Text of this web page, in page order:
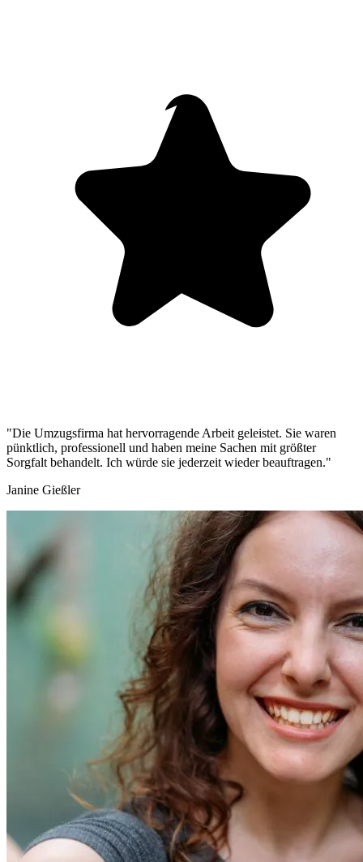
"Die Umzugsfirma hat hervorragende Arbeit geleistet. Sie waren
pünktlich, professionell und haben meine Sachen mit größter
Sorgfalt behandelt. Ich würde sie jederzeit wieder beauftragen."
Janine Gießler